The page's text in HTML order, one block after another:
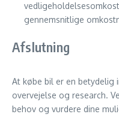
gennemsnitlige
Afslutning
At købe bil er en betydelig
overvejelse og research.
behov og vurdere dine